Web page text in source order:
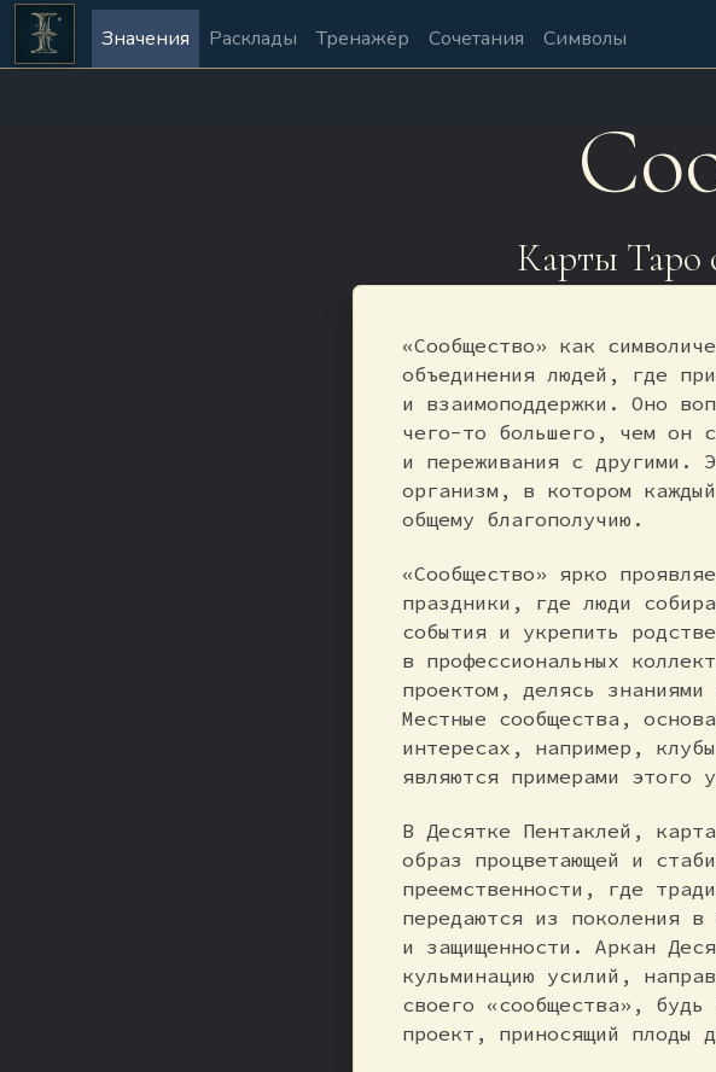
Значения Расклады Тренажёр Сочетания Символы
Карты Таро
«Сообщество» как
объединения людей, где
и взаимоподдержки. Оно
чего-то большего, чем он
и переживания с другими.
организм, в котором
общему благополучию.
«Сообщество» ярко
праздники, где люди
события и укрепить
в профессиональных
проектом, делясь
Местные сообщества,
интересах, например,
являются примерами этого
В Десятке Пентаклей,
образ процветающей и
преемственности, где
передаются из поколения
и защищенности. Аркан
кульминацию усилий,
своего «сообщества»,
проект, приносящий плоды